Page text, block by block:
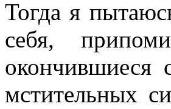
Тогда я
себя,
окончившиеся
мстительных